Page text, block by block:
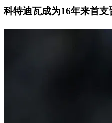
科特迪瓦成为16年来首